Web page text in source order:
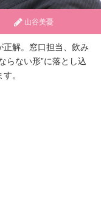
山谷美憂
解。窓口担当、飲み
らない形”に落とし込
。